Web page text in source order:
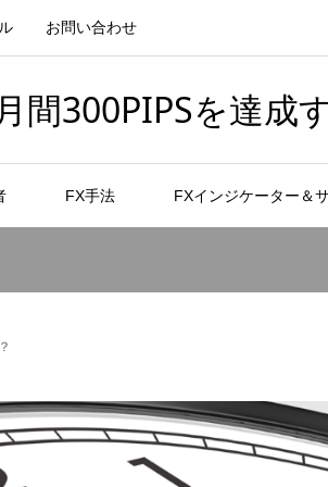
お問い合わせ
間300PIPSを達成
FX手法 FXインジケーター＆